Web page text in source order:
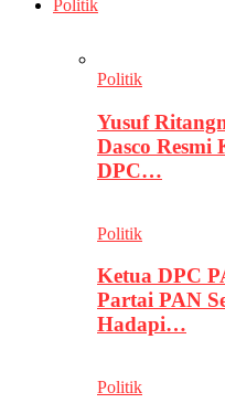
Politik
Politik
Yusuf
Dasco Resmi
DPC…
Politik
Ketua DPC
Partai PAN
Hadapi…
Politik